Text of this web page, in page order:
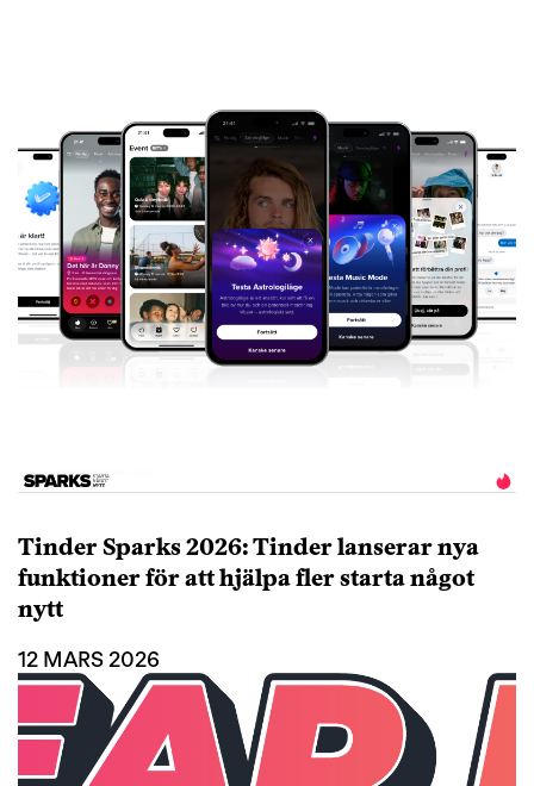
Tinder Sparks 2026: Tinder lanserar nya
funktioner för att hjälpa fler starta något
nytt
12 MARS 2026